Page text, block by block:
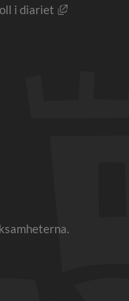
i diariet
Länk till